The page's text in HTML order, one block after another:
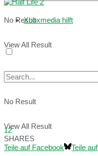
No Result
View All Result
Xboxmedia hilft
No Result
View All Result
12
SHARES
Teile auf Facebook
Teile